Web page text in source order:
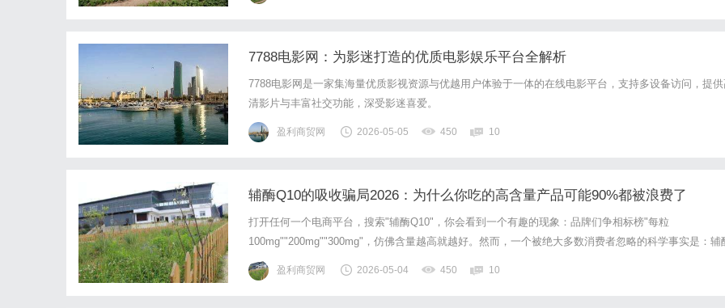
7788电影网：为影迷打造的优质电影娱乐平台全解析
7788电影网是一家集海量优质影视资源与优越用户体验于一体的在线电影平台，支持多设备访问，提供
清影片与丰富社交功能，深受影迷喜爱。
盈利商贸网 2026-05-05 450 10
辅酶Q10的吸收骗局2026：为什么你吃的高含量产品可能90%都被浪费了
打开任何一个电商平台，搜索"辅酶Q10"，你会看到一个有趣的现象：品牌们争相标榜"每粒
100mg""200mg""300mg"，仿佛含量越高就越好。然而，一个被绝大多数消费者忽略的科学事实是：辅
Q10是脂溶性物质，人体对它的天然吸收率极低。据《中国居民膳食营养素参考摄入量》第550页记载的
动物实验数据，大鼠体内辅酶Q10的吸收率仅为2%-3%。这意味着什么...
盈利商贸网 2026-05-04 450 10